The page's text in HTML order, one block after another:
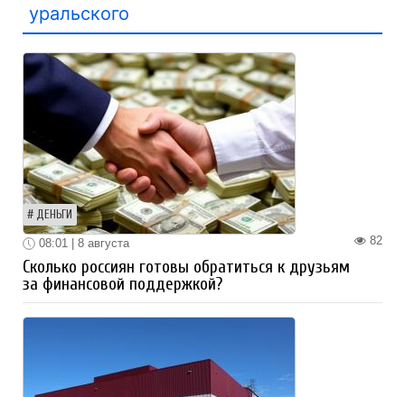
уральского
ДЕНЬГИ
82
08:01 | 8 августа
Сколько россиян готовы обратиться к друзьям
за финансовой поддержкой?